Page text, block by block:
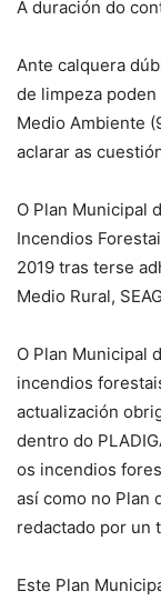
A duración do
Ante calquera
de limpeza
Medio Ambiente
aclarar as
O Plan Municipal
Incendios
2019 tras terse
Medio Rural,
O Plan Municipal
incendios
actualización
dentro do
os incendios
así como no Plan
redactado por un
Este Plan